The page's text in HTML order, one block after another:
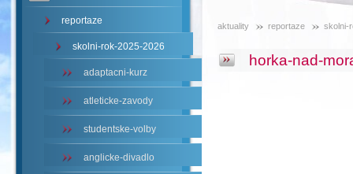
reportaze
skolni-rok-2025-2026
adaptacni-kurz
atleticke-zavody
studentske-volby
anglicke-divadlo
aktuality reportaze skolni-
horka-nad-